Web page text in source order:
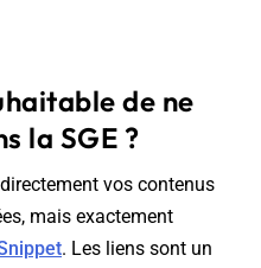
de ne
la SGE ?
vos contenus
mais exactement
. Les liens sont un